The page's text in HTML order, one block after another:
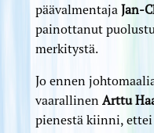
päävalmentaja Jan-
painottanut
merkitystä.
Jo ennen
vaarallinen Arttu
pienestä kiinni, ettei